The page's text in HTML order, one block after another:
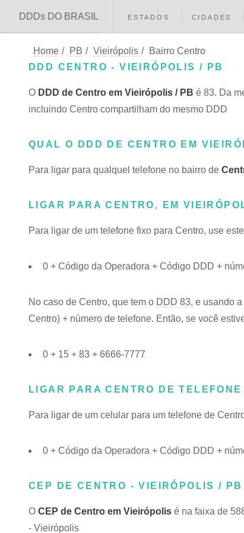
DDDs DO BRASIL ESTADOS CIDADES
Home / PB / Vieirópolis /
Bairro Centro
DDD CENTRO - VIEIRÓPOLIS / PB
O DDD de Centro em Vieirópolis / PB é 83. Da
incluindo Centro compartilham do mesmo DDD
QUAL O DDD DE CENTRO EM
Para ligar para qualquel telefone no bairro de
LIGAR PARA CENTRO, EM
Para ligar de um telefone fixo para Centro, use
0 + Código da Operadora + Código DDD +
No caso de Centro, que tem o DDD 83, e usando
Centro) + número de telefone. Então, se você
0 + 15 + 83 + 6666-7777
LIGAR PARA CENTRO DE
Para ligar de um celular para um telefone de
0 + Código da Operadora + Código DDD +
CEP DE CENTRO - VIEIRÓPOLIS / PB
O CEP de Centro em Vieirópolis é na faixa de
- Vieirópolis